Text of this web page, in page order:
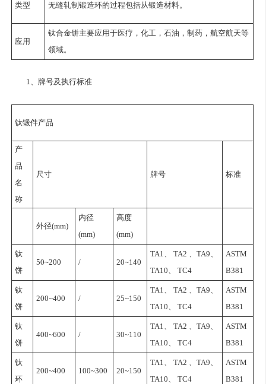
类型 无缝轧制锻造环的过程包括从锻造材料。
应用
钛合金饼主要应用于医疗，化工，石油，制药，航空航天等
领域。
1、牌号及执行标准
钛锻件产品
产
品
名
称
尺寸 牌号 标准
外径(mm)
内径
(mm)
高度
(mm)
钛
饼
50~200 / 20~140
TA1、 TA2 、TA9、
TA10、 TC4
ASTM
B381
钛
饼
200~400 / 25~150
TA1、 TA2 、TA9、
TA10、 TC4
ASTM
B381
钛
饼
400~600 / 30~110
TA1、 TA2 、TA9、
TA10、 TC4
ASTM
B381
钛
环
200~400 100~300 20~150
TA1、 TA2 、TA9、
TA10、 TC4
ASTM
B381